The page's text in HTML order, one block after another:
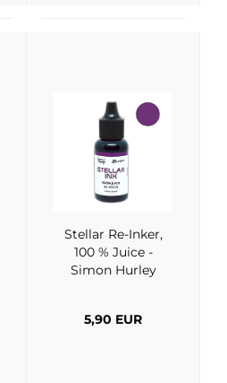
Stellar Re-Inker,
100 % Juice -
Simon Hurley
5,90 EUR